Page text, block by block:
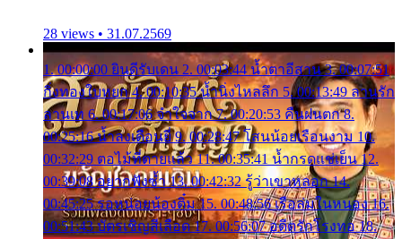
28 views • 31.07.2569
1. 00:00:00 ยินดีรับเดน 2. 00:03:44 น้ำตาอีสาน 3. 00:07:51
กิ่งทองใบหยก 4. 00:10:35 น้ำนิ่งไหลลึก 5. 00:13:49 ลานรัก
ลานเท 6. 00:17:06 จำใจจาก 7. 00:20:53 คืนฝนตก 8.
00:25:16 น้ำลงเดือนยี่ 9. 00:28:47 โสนน้อยเรือนงาม 10.
00:32:29 ตอไม้ที่ตายแล้ว 11. 00:35:41 น้ำกรดแช่เย็น 12.
00:39:08 อยากฟังซ้ำ 13. 00:42:32 รู้ว่าเขาหลอก 14.
00:45:25 รอหน่อยน้องติ๋ม 15. 00:48:56 เรือล่มในหนอง 16.
00:51:43 บัตรเชิญสีเลือด 17. 00:56:07 อดีตรักโรงทอ 18.